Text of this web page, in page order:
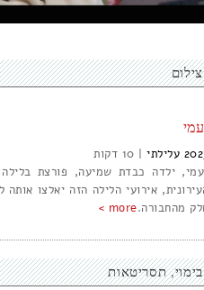
צילום
עלילתי|
10
ילדה כבדת שמיעה, פורצת
אירועי הלילה הזה יאלצו
מהחבורה.more >
בימוי תסריטאות